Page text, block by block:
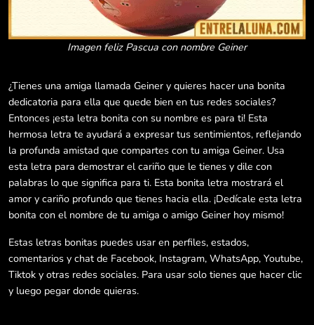
Imagen feliz Pascua con nombre Geiner
¿Tienes una amiga llamada Geiner y quieres hacer una bonita
dedicatoria para ella que quede bien en tus redes sociales?
Entonces ¡esta letra bonita con su nombre es para ti! Esta
hermosa letra te ayudará a expresar tus sentimientos, reflejando
la profunda amistad que compartes con tu amiga Geiner. Usa
esta letra para demostrar el cariño que le tienes y dile con
palabras lo que significa para ti. Esta bonita letra mostrará el
amor y cariño profundo que tienes hacia ella. ¡Dedícale esta letra
bonita con el nombre de tu amiga o amigo Geiner hoy mismo!
Estas letras bonitas puedes usar en perfiles, estados,
comentarios y chat de Facebook, Instagram, WhatsApp, Youtube,
Tiktok y otras redes sociales. Para usar solo tienes que hacer clic
y luego pegar donde quieras.